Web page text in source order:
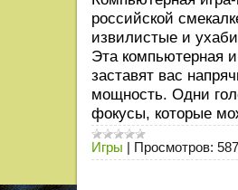
российской
извилистые и
Эта компьютерная
заставят вас
мощность. Одни
фокусы, которые
Игры | Просмотров: 587